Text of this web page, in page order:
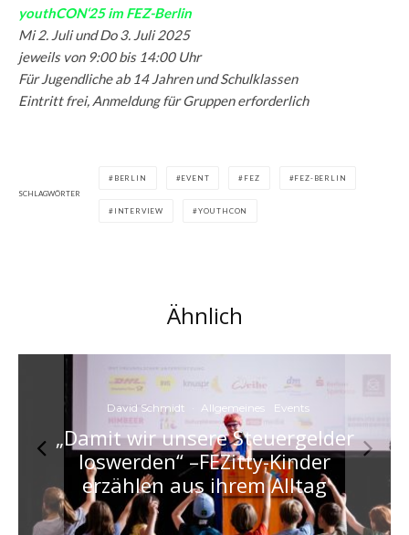
youthCON‘25 im FEZ-Berlin
Mi 2. Juli und Do 3. Juli 2025
jeweils von 9:00 bis 14:00 Uhr
Für Jugendliche ab 14 Jahren und Schulklassen
Eintritt frei, Anmeldung für Gruppen erforderlich
SCHLAGWÖRTER
BERLIN EVENT FEZ FEZ-BERLIN
INTERVIEW YOUTHCON
Ähnlich
David Schmidt Allgemeines Events
„Damit wir unsere Steuergelder
loswerden“ –FEZitty-Kinder
erzählen aus ihrem Alltag